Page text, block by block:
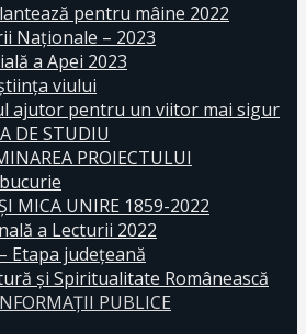
pentru mâine 2022
Naționale – 2023
a Apei 2023
viului
ajutor pentru un viitor mai sigur
DE STUDIU
PROIECTULUI
MICA UNIRE 1859-2022
a Lecturii 2022
Etapa judeţeană
și Spiritualitate Românească
PUBLICE